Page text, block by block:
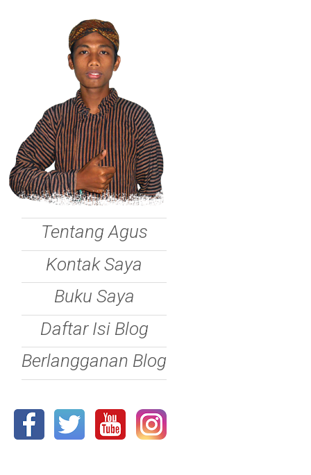
Tentang Agus
Kontak Saya
Buku Saya
Daftar Isi Blog
Berlangganan Blog